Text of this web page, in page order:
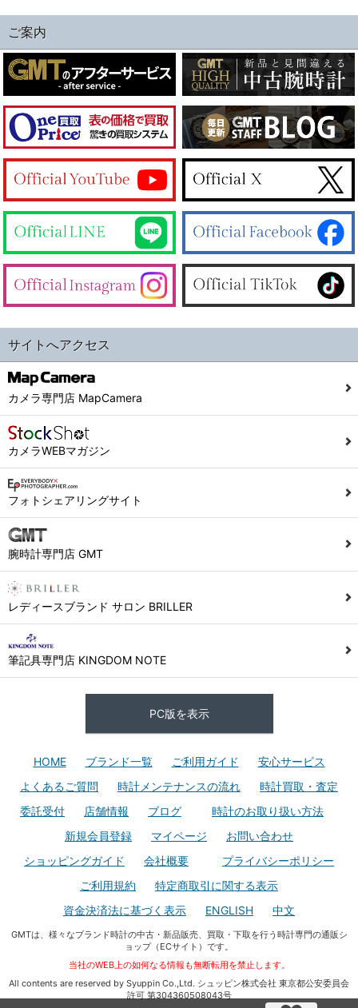
ご案内
サイトへアクセス
カメラ専門店 MapCamera
カメラWEBマガジン
フォトシェアリングサイト
腕時計専門店 GMT
レディースブランド サロン BRILLER
筆記具専門店 KINGDOM NOTE
PC版を表示
HOME ブランド一覧 ご利用ガイド
安心サービス
よくあるご質問
時計メンテナンスの流れ
時計買取・査定
委託受付
店舗情報 ブログ
時計のお取り扱い方法
新規会員登録
マイページ
お問い合わせ
ショッピングガイド
会社概要
プライバシーポリシー
ご利用規約
特定商取引に関する表示
資金決済法に基づく表示
ENGLISH 中文
GMTは、様々なブランド時計の中古・新品販売、買取・下取を行う時計専門の通販シ
ョップ（ECサイト）です。
当社のWEB上の如何なる情報も無断転用を禁止します。
All contents are reserved by Syuppin Co.,Ltd. シュッピン株式会社 東京都公安委員会
許可 第304360508043号